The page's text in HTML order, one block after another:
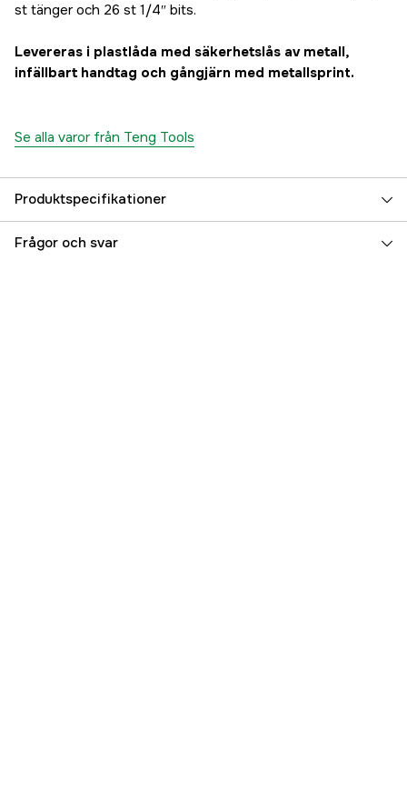
st tänger och 26 st 1/4″ bits.
Levereras i plastlåda med säkerhetslås av metall,
infällbart handtag och gångjärn med metallsprint.
Se alla varor från Teng Tools
Produktspecifikationer
Antal produkter i sats 68 st
Frågor och svar